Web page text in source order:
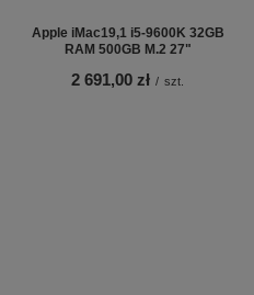
Apple iMac19,1 i5-9600K 32GB
RAM 500GB M.2 27"
2 691,00 zł / szt.